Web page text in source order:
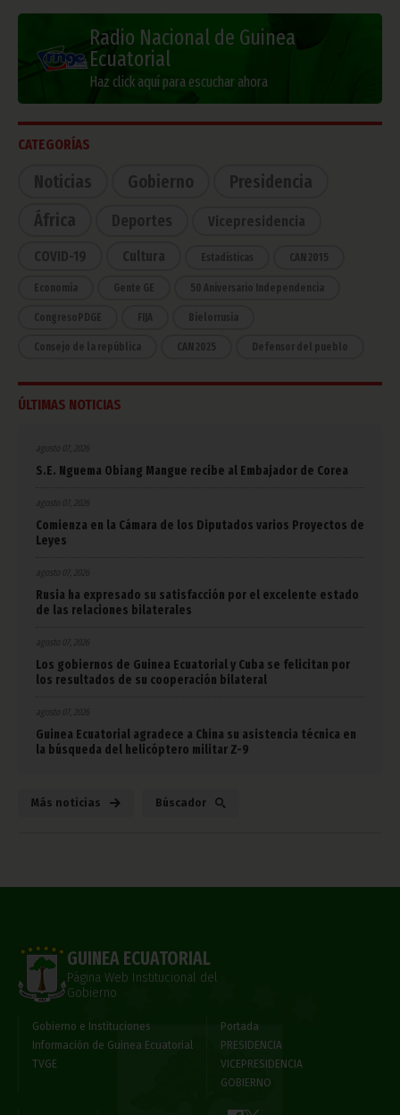
Radio Nacional de Guinea
Ecuatorial
Haz click aquí para escuchar ahora
CATEGORÍAS
Noticias Gobierno
Presidencia
África
Deportes Vicepresidencia
COVID-19 Cultura Estadísticas CAN 2015
Economía Gente GE 50 Aniversario Independencia
CongresoPDGE FIJA Bielorrusia
Consejo de la república CAN 2025 Defensor del pueblo
ÚLTIMAS NOTICIAS
agosto 07, 2026
S.E. Nguema Obiang Mangue recibe al Embajador de Corea
agosto 07, 2026
Comienza en la Cámara de los Diputados varios Proyectos de
Leyes
agosto 07, 2026
Rusia ha expresado su satisfacción por el excelente estado
de las relaciones bilaterales
agosto 07, 2026
Los gobiernos de Guinea Ecuatorial y Cuba se felicitan por
los resultados de su cooperación bilateral
agosto 07, 2026
Guinea Ecuatorial agradece a China su asistencia técnica en
la búsqueda del helicóptero militar Z-9
Más noticias Búscador
GUINEA ECUATORIAL
Página Web Institucional del
Gobierno
Gobierno e Instituciones
Información de Guinea Ecuatorial
TVGE
Portada
PRESIDENCIA
VICEPRESIDENCIA
GOBIERNO